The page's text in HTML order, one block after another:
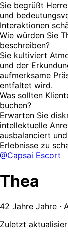
Sie begrüßt
und
Interaktionen
Wie würden Sie
beschreiben?
Sie kultiviert
und der
aufmerksame
entfaltet wird.
Was sollten
buchen?
Erwarten Sie
intellektuelle
ausbalanciert
Erlebnisse zu
@Capsai Escort
Thea
42 Jahre Jahre ·
Zuletzt